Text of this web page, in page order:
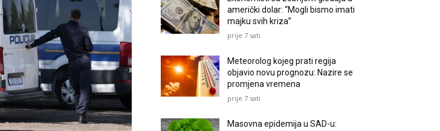
američki dolar: “Mogli bismo imati
majku svih kriza”
prije 7 sati
Meteorolog kojeg prati regija
objavio novu prognozu: Nazire se
promjena vremena
prije 7 sati
Masovna epidemija u SAD-u: